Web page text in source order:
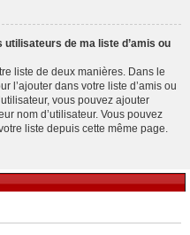
de ma liste d’amis ou
liste de deux manières. Dans le
l’ajouter dans votre liste d’amis ou
vous pouvez ajouter
nom d’utilisateur. Vous pouvez
liste depuis cette même page.